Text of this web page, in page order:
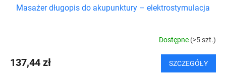
Masażer długopis do akupunktury – elektrostymulacja
Dostępne (>5 szt.)
137,44 zł SZCZEGÓŁY